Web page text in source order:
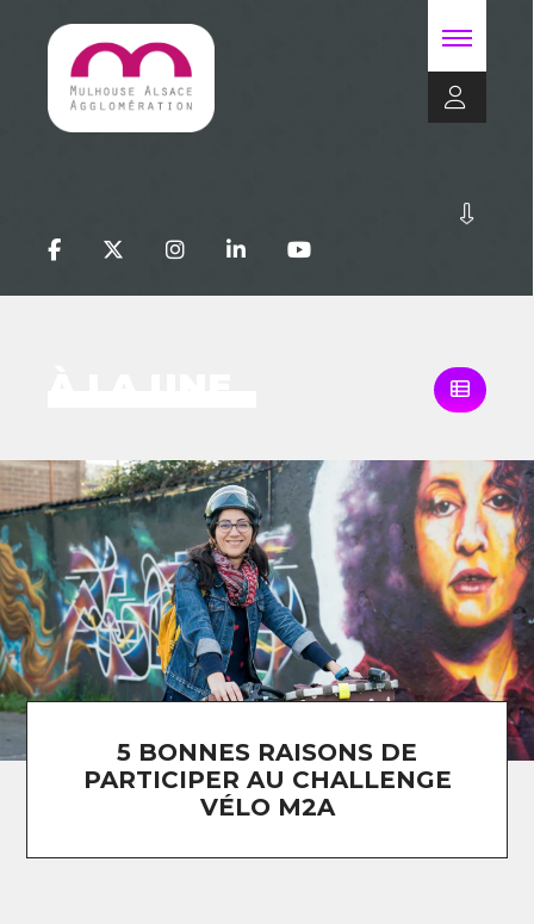
5 BONNES RAISONS DE
PARTICIPER AU CHALLENGE
VÉLO M2A